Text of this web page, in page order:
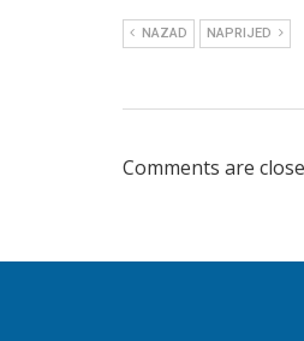
NAZAD NAPRIJED
Comments are